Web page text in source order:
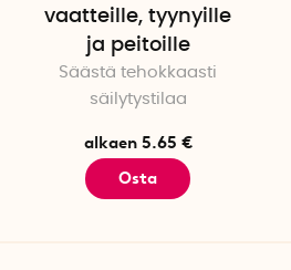
vaatteille, tyynyille
ja peitoille
Säästä tehokkaasti
säilytystilaa
alkaen 5.65 €
Osta